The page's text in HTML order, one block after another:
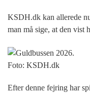
KSDH.dk kan allerede
man må sige, at den vist
Foto: KSDH.dk
Efter denne fejring har